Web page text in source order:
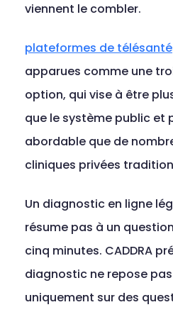
viennent le combler.
plateformes de télésanté
apparues comme une
option, qui vise à être
que le système public et
abordable que de
cliniques privées
Un diagnostic en ligne
résume pas à un
cinq minutes. CADDRA
diagnostic ne repose pas
uniquement sur des